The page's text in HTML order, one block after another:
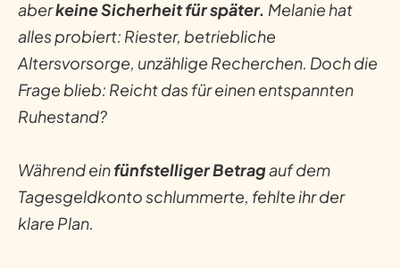
aberkeine Sicherheit für später. Melanie hat
alles probiert: Riester, betriebliche
Altersvorsorge, unzählige Recherchen. Doch die
Frage blieb: Reicht das für einen entspannten
Ruhestand?
Während einfünfstelliger Betragauf dem
Tagesgeldkonto schlummerte, fehlte ihr der
klare Plan.